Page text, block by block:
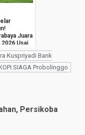
Juara
Usai
Kuspriyadi Bank
SIAGA Probolinggo
Persikoba